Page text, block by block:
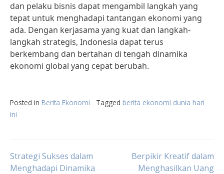
dan pelaku bisnis dapat mengambil langkah yang
tepat untuk menghadapi tantangan ekonomi yang
ada. Dengan kerjasama yang kuat dan langkah-
langkah strategis, Indonesia dapat terus
berkembang dan bertahan di tengah dinamika
ekonomi global yang cepat berubah.
Posted in Berita Ekonomi Tagged berita ekonomi dunia hari
ini
Post
Strategi Sukses dalam
Menghadapi Dinamika
Berpikir Kreatif dalam
Menghasilkan Uang